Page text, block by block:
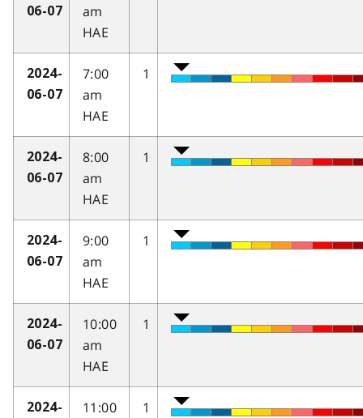
06-07
am
HAE
2024-
06-07
7:00
am
HAE
1
2024-
06-07
8:00
am
HAE
1
2024-
06-07
9:00
am
HAE
1
2024-
06-07
10:00
am
HAE
1
2024-
11:00
1